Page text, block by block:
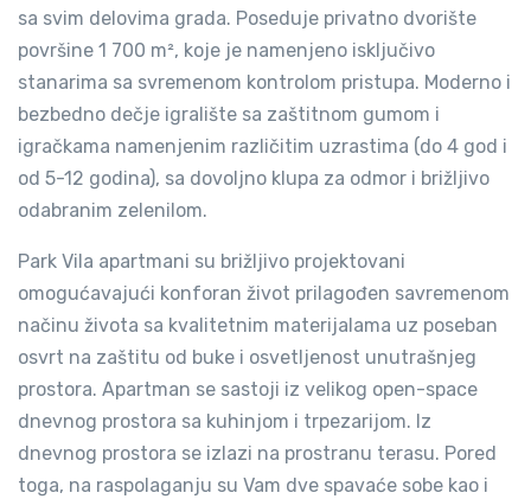
sa svim delovima grada. Poseduje privatno dvorište
površine 1 700 m², koje je namenjeno isključivo
stanarima sa svremenom kontrolom pristupa. Moderno i
bezbedno dečje igralište sa zaštitnom gumom i
igračkama namenjenim različitim uzrastima (do 4 god i
od 5-12 godina), sa dovoljno klupa za odmor i brižljivo
odabranim zelenilom.
Park Vila apartmani su brižljivo projektovani
omogućavajući konforan život prilagođen savremenom
načinu života sa kvalitetnim materijalama uz poseban
osvrt na zaštitu od buke i osvetljenost unutrašnjeg
prostora. Apartman se sastoji iz velikog open-space
dnevnog prostora sa kuhinjom i trpezarijom. Iz
dnevnog prostora se izlazi na prostranu terasu. Pored
toga, na raspolaganju su Vam dve spavaće sobe kao i